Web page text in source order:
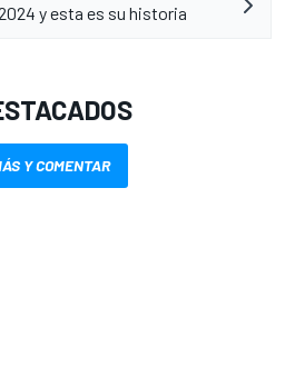
y esta es su historia
Y COMENTAR